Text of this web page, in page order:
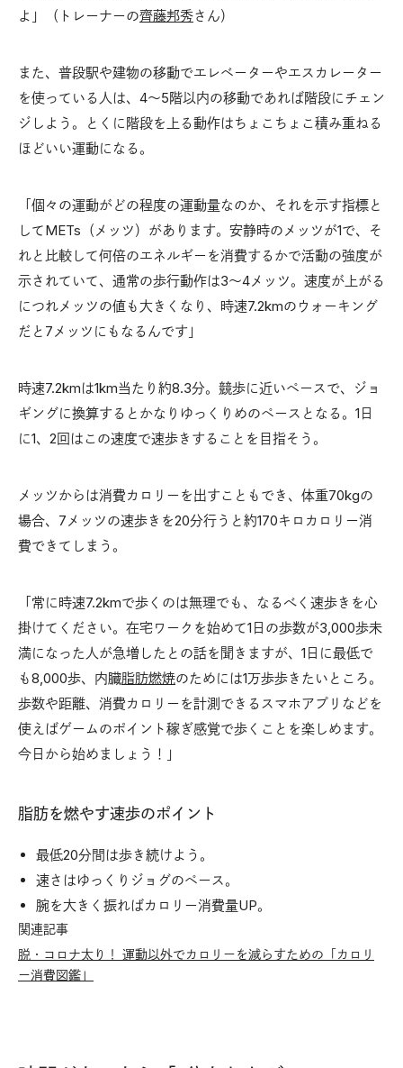
よ」（トレーナーの齊藤邦秀さん）
また、普段駅や建物の移動でエレベーターやエスカレーター
を使っている人は、4～5階以内の移動であれば階段にチェン
ジしよう。とくに階段を上る動作はちょこちょこ積み重ねる
ほどいい運動になる。
「個々の運動がどの程度の運動量なのか、それを示す指標と
してMETs（メッツ）があります。安静時のメッツが1で、そ
れと比較して何倍のエネルギーを消費するかで活動の強度が
示されていて、通常の歩行動作は3～4メッツ。速度が上がる
につれメッツの値も大きくなり、時速7.2kmのウォーキング
だと7メッツにもなるんです」
時速7.2kmは1km当たり約8.3分。競歩に近いペースで、ジョ
ギングに換算するとかなりゆっくりめのペースとなる。1日
に1、2回はこの速度で速歩きすることを目指そう。
メッツからは消費カロリーを出すこともでき、体重70kgの
場合、7メッツの速歩きを20分行うと約170キロカロリー消
費できてしまう。
「常に時速7.2kmで歩くのは無理でも、なるべく速歩きを心
掛けてください。在宅ワークを始めて1日の歩数が3,000歩未
満になった人が急増したとの話を聞きますが、1日に最低で
も8,000歩、内臓脂肪燃焼のためには1万歩歩きたいところ。
歩数や距離、消費カロリーを計測できるスマホアプリなどを
使えばゲームのポイント稼ぎ感覚で歩くことを楽しめます。
今日から始めましょう！」
脂肪を燃やす速歩のポイント
最低20分間は歩き続けよう。
速さはゆっくりジョグのペース。
腕を大きく振ればカロリー消費量UP。
関連記事
脱・コロナ太り！ 運動以外でカロリーを減らすための「カロリ
ー消費図鑑」